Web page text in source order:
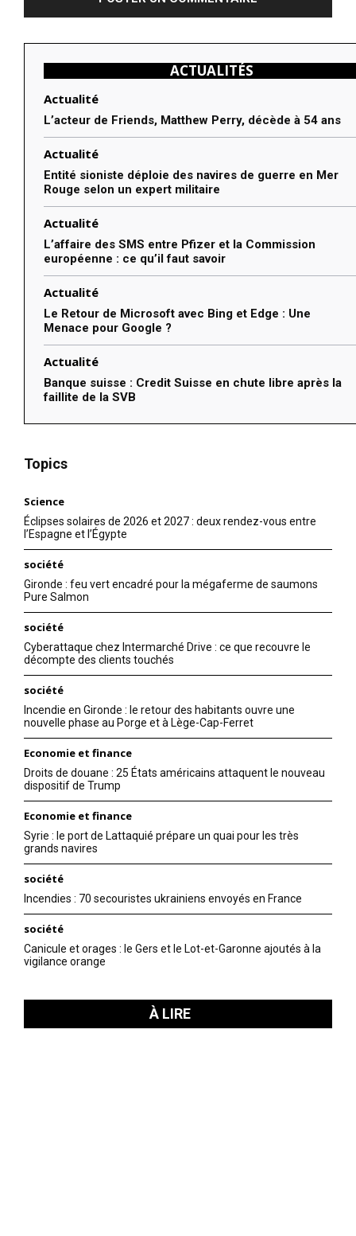
ACTUALITÉS
Actualité
L’acteur de Friends, Matthew Perry, décède à 54 ans
Actualité
Entité sioniste déploie des navires de guerre en Mer
Rouge selon un expert militaire
Actualité
L’affaire des SMS entre Pfizer et la Commission
européenne : ce qu’il faut savoir
Actualité
Le Retour de Microsoft avec Bing et Edge : Une
Menace pour Google ?
Actualité
Banque suisse : Credit Suisse en chute libre après la
faillite de la SVB
Topics
Science
Éclipses solaires de 2026 et 2027 : deux rendez-vous entre
l’Espagne et l’Égypte
société
Gironde : feu vert encadré pour la mégaferme de saumons
Pure Salmon
société
Cyberattaque chez Intermarché Drive : ce que recouvre le
décompte des clients touchés
société
Incendie en Gironde : le retour des habitants ouvre une
nouvelle phase au Porge et à Lège-Cap-Ferret
Economie et finance
Droits de douane : 25 États américains attaquent le nouveau
dispositif de Trump
Economie et finance
Syrie : le port de Lattaquié prépare un quai pour les très
grands navires
société
Incendies : 70 secouristes ukrainiens envoyés en France
société
Canicule et orages : le Gers et le Lot-et-Garonne ajoutés à la
vigilance orange
À LIRE